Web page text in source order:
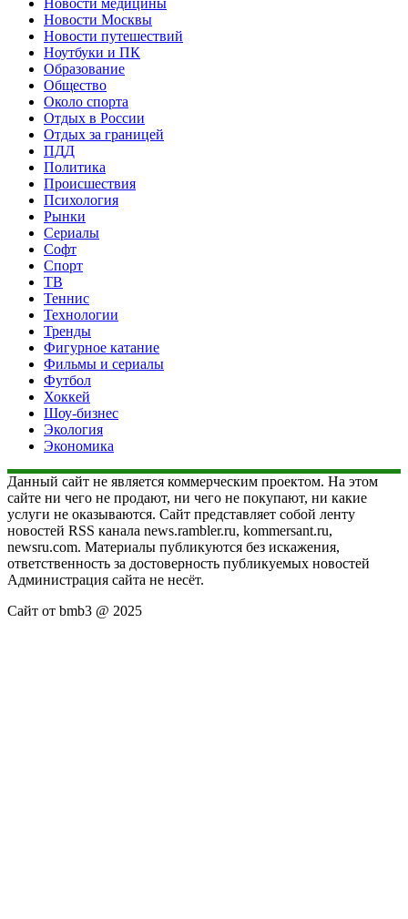
Новости медицины
Новости Москвы
Новости путешествий
Ноутбуки и ПК
Образование
Общество
Около спорта
Отдых в России
Отдых за границей
ПДД
Политика
Происшествия
Психология
Рынки
Сериалы
Софт
Спорт
ТВ
Теннис
Технологии
Тренды
Фигурное катание
Фильмы и сериалы
Футбол
Хоккей
Шоу-бизнес
Экология
Экономика
Данный сайт не является коммерческим проектом. На этом
сайте ни чего не продают, ни чего не покупают, ни какие
услуги не оказываются. Сайт представляет собой ленту
новостей RSS канала news.rambler.ru, kommersant.ru,
newsru.com. Материалы публикуются без искажения,
ответственность за достоверность публикуемых новостей
Администрация сайта не несёт.
Сайт от bmb3 @ 2025